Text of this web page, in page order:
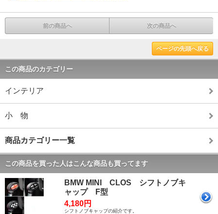
前の商品へ 次の商品へ
ページの先頭へ戻る
この商品のカテゴリー
インテリア
小 物
商品カテゴリー一覧
この商品を買った人はこんな商品も買ってます
BMW MINI CLOS シフトノブキ
ャップ F型
4,180円
シフトノブキャップの紹介です。